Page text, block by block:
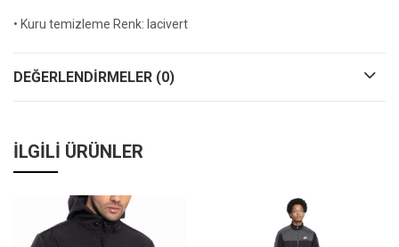
• Kuru temizleme Renk: lacivert
DEĞERLENDIRMELER (0)
İLGILI ÜRÜNLER